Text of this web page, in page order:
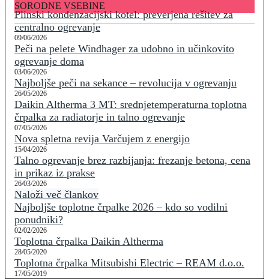
SORODNE VSEBINE
Plinski kondenzacijski kotel: preverjena rešitev za
centralno ogrevanje
09/06/2026
Peči na pelete Windhager za udobno in učinkovito
ogrevanje doma
03/06/2026
Najboljše peči na sekance – revolucija v ogrevanju
26/05/2026
Daikin Altherma 3 MT: srednjetemperaturna toplotna
črpalka za radiatorje in talno ogrevanje
07/05/2026
Nova spletna revija Varčujem z energijo
15/04/2026
Talno ogrevanje brez razbijanja: frezanje betona, cena
in prikaz iz prakse
26/03/2026
Naloži več člankov
Najboljše toplotne črpalke 2026 – kdo so vodilni
ponudniki?
02/02/2026
Toplotna črpalka Daikin Altherma
28/05/2020
Toplotna črpalka Mitsubishi Electric – REAM d.o.o.
17/05/2019